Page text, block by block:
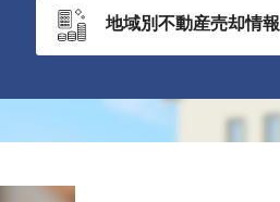
地域別不動産売却情報